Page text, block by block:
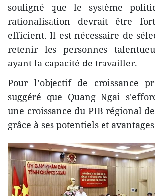
souligné que le système
rationalisation devrait être
efficient. Il est nécessaire de
retenir les personnes
ayant la capacité de travailler.
Pour l’objectif de croissance
suggéré que Quang Ngai
une croissance du PIB régional
grâce à ses potentiels et